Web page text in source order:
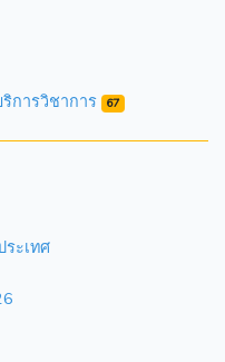
การวิชาการ 67
ระเทศ